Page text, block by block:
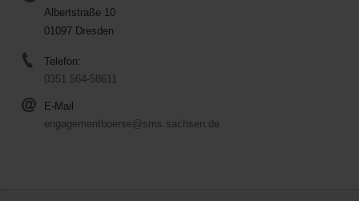
Albertstraße 10
01097 Dresden
Telefon:
0351 564-58611
E-Mail
engagementboerse@sms.sachsen.de